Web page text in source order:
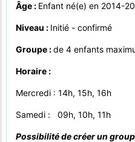
Âge : Enfant né(e) en 2014-
Niveau : Initié - confirmé
Groupe :de 4 enfants
Horaire :
Mercredi : 14h, 15h, 16h
Samedi : 09h, 10h, 11h
Possibilité de créer un